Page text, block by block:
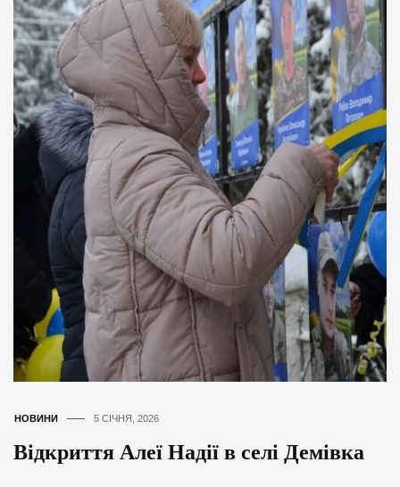
НОВИНИ 5 СІЧНЯ, 2026
Відкриття Алеї Надії в селі Демівка